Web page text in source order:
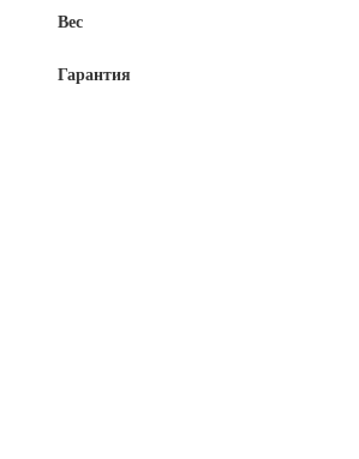
Вес
Гарантия